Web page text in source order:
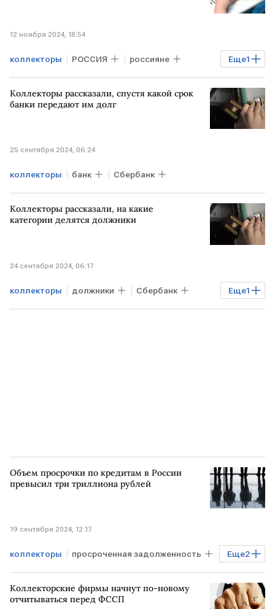
12 ноября 2024, 18:54
Еще1
коллекторы РОССИЯ россияне
просроченная задолженность
Коллекторы рассказали, спустя какой срок
банки передают им долг
25 сентября 2024, 06:24
коллекторы банк Сбербанк
Коллекторы рассказали, на какие
категории делятся должники
24 сентября 2024, 06:17
Еще1
коллекторы должники Сбербанк
суд
Объем просрочки по кредитам в России
превысил три триллиона рублей
19 сентября 2024, 12:17
Еще2
коллекторы просроченная задолженность
просроченные долги РОССИЯ
Коллекторские фирмы начнут по-новому
отчитываться перед ФССП